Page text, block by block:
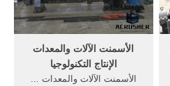
الأسمنت الآلات والمعدات
الإنتاج التكنولوجيا
الأسمنت الآلات والمعدات ...